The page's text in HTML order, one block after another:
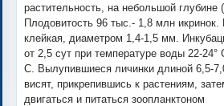
растительность, на небольшой глубине
Плодовитость 96 тыс.- 1,8 млн икринок.
клейкая, диаметром 1,4-1,5 мм.
от 2,5 сут при температуре воды 22-24°
С. Вылупившиеся личинки длиной 6,5-
висят, прикрепившись к растениям,
двигаться и питаться зоопланктоном